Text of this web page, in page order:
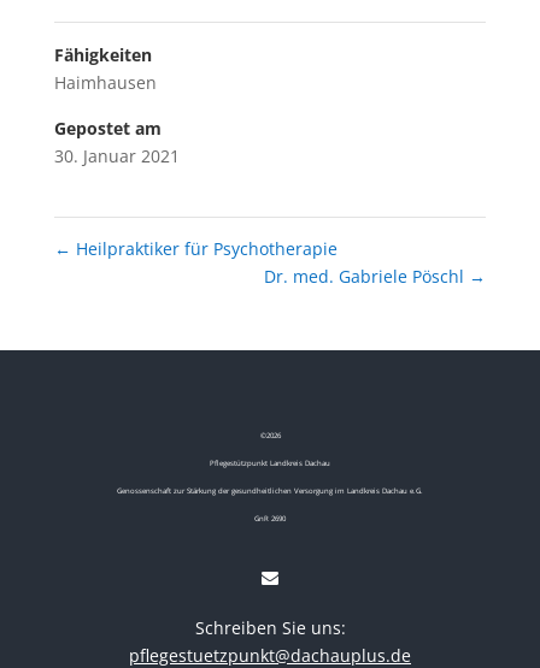
Fähigkeiten
Haimhausen
Gepostet am
30. Januar 2021
← Heilpraktiker für Psychotherapie
Dr. med. Gabriele Pöschl →
©2026
Pflegestützpunkt Landkreis Dachau
Genossenschaft zur Stärkung der gesundheitlichen Versorgung im Landkreis Dachau e.G.
GnR 2690
Schreiben Sie uns:
pflegestuetzpunkt@dachauplus.de